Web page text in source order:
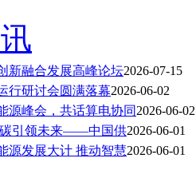
新融合发展高峰论坛2026-07-15
行研讨会圆满落幕2026-06-02
源峰会，共话算电协同 2026-06-02
碳引领未来——中国供2026-06-01
源发展大计 推动智慧2026-06-01